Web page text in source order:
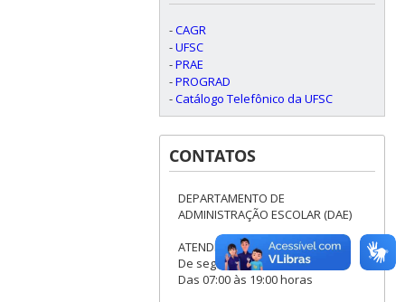
-CAGR
-UFSC
-PRAE
-PROGRAD
-Catálogo Telefônico da UFSC
CONTATOS
DEPARTAMENTO DE
ADMINISTRAÇÃO ESCOLAR (DAE)
ATENDIMENTO:
De segunda a sexta-feira
Das 07:00 às 19:00 horas